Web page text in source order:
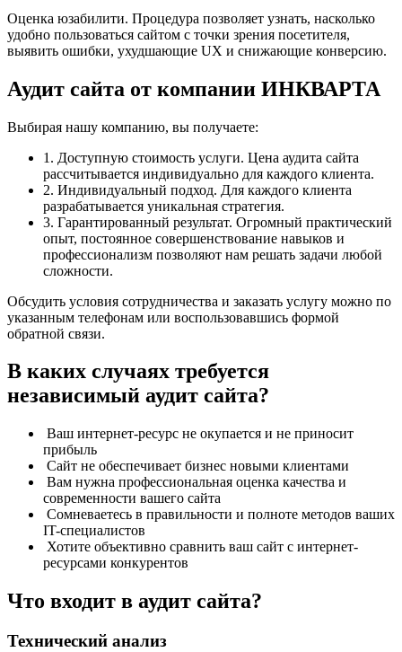
Оценка юзабилити. Процедура позволяет узнать, насколько
удобно пользоваться сайтом с точки зрения посетителя,
выявить ошибки, ухудшающие UX и снижающие конверсию.
Аудит сайта от компании ИНКВАРТА
Выбирая нашу компанию, вы получаете:
1. Доступную стоимость услуги. Цена аудита сайта
рассчитывается индивидуально для каждого клиента.
2. Индивидуальный подход. Для каждого клиента
разрабатывается уникальная стратегия.
3. Гарантированный результат. Огромный практический
опыт, постоянное совершенствование навыков и
профессионализм позволяют нам решать задачи любой
сложности.
Обсудить условия сотрудничества и заказать услугу можно по
указанным телефонам или воспользовавшись формой
обратной связи.
В каких случаях требуется
независимый аудит сайта?
Ваш интернет-ресурс не окупается и не приносит
прибыль
Сайт не обеспечивает бизнес новыми клиентами
Вам нужна профессиональная оценка качества и
современности вашего сайта
Сомневаетесь в правильности и полноте методов ваших
IT-специалистов
Хотите объективно сравнить ваш сайт с интернет-
ресурсами конкурентов
Что входит в аудит сайта?
Технический анализ